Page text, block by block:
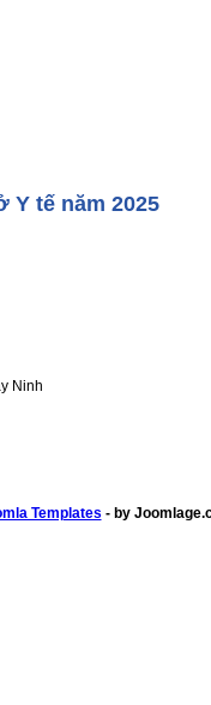
Y tế năm 2025
Ninh
Templates - by